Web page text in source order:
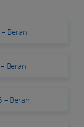
Beran
Beran
– Beran